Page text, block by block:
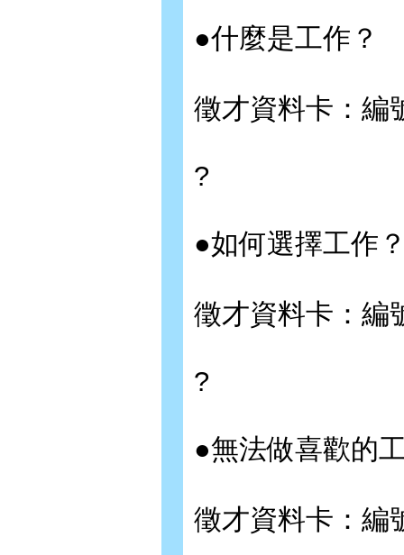
●什麼是工作？
徵才資料卡：編
?
●如何選擇工作
徵才資料卡：編
?
●無法做喜歡的
徵才資料卡：編